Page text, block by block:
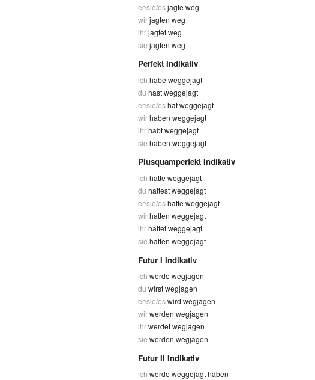
er/sie/esjagte weg
wirjagten weg
ihrjagtet weg
sie jagten weg
Perfekt Indikativ
ich habe weggejagt
du hast weggejagt
er/sie/eshat weggejagt
wirhaben weggejagt
ihrhabt weggejagt
sie haben weggejagt
Plusquamperfekt Indikativ
ich hatte weggejagt
du hattest weggejagt
er/sie/eshatte weggejagt
wirhatten weggejagt
ihrhattet weggejagt
sie hatten weggejagt
Futur I Indikativ
ich werde wegjagen
du wirst wegjagen
er/sie/eswird wegjagen
wirwerden wegjagen
ihrwerdet wegjagen
sie werden wegjagen
Futur II Indikativ
ich werde weggejagt haben